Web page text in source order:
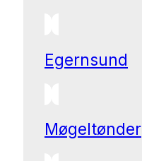
Egernsund
Møgeltønder